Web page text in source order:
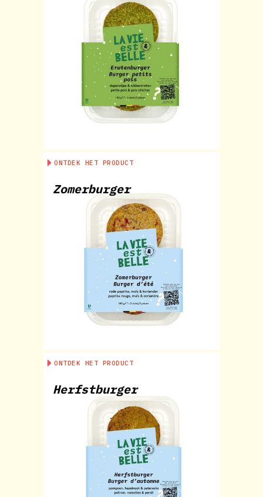
ONTDEK HET PRODUCT
Zomerburger
ONTDEK HET PRODUCT
Herfstburger